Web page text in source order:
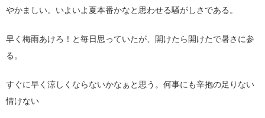
やかましい。いよいよ夏本番かなと思わせる騒がしさである。
早く梅雨あけろ！と毎日思っていたが、開けたら開けたで暑さに参
る。
すぐに早く涼しくならないかなぁと思う。何事にも辛抱の足りない
情けない